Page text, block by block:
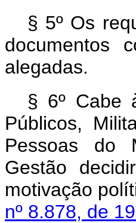
§ 5º Os
documentos
alegadas.
§ 6º Cabe
Públicos,
Pessoas do
Gestão
motivação
nº 8.878, de